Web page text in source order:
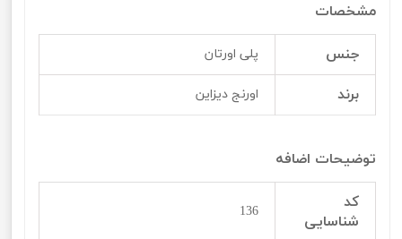
مشخصات
جنس پلی اورتان
برند اورنج دیزاین
توضیحات اضافه
کد
شناسایی
136